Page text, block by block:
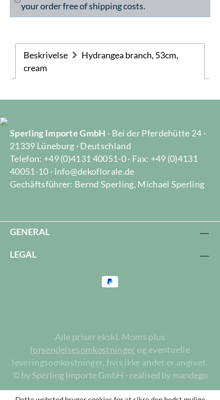
your order free of shipping costs.
Beskrivelse
Hydrangea branch, 53cm,
cream
Sperling Importe GmbH · Bei der Pferdehütte 24 ·
21339 Lüneburg · Deutschland
Telefon: +49 (0)4131 40051-0 · Fax: +49 (0)4131
40051-10 · info@dekoflorale.de
Gechäftsführer: Bernd Sperling, Michael Sperling
GENERAL
LEGAL
Alle priser ekskl. Moms plus
forsendelsesomkostninger og eventuelle
leveringsomkostninger, hvis ikke andet er angivet.
© by Sperling Importe GmbH - realised by mandego